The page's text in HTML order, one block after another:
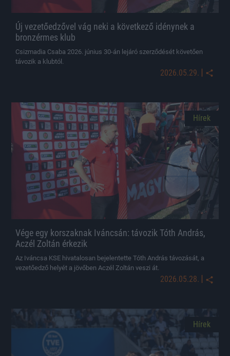
Új vezetőedzővel vág neki a következő idénynek a
bronzérmes klub
Csizmadia Csaba 2026. június 30-án lejáró szerződését követően
távozik a klubtól.
2026.05.29. |
Hírek
Vége egy korszaknak Iváncsán: távozik Tóth András,
Aczél Zoltán érkezik
Az Iváncsa KSE hivatalosan bejelentette Tóth András távozását, a
vezetőedző helyét a jövőben Aczél Zoltán veszi át.
2026.05.28. |
Hírek